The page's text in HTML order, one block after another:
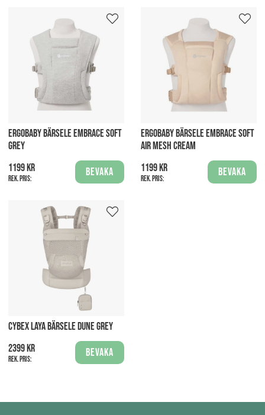
ERGOBABY BÄRSELE EMBRACE SOFT
GREY
1199 kr
Rek. pris:
Bevaka
ERGOBABY BÄRSELE EMBRACE SOFT
AIR MESH CREAM
1199 kr
Rek. pris:
Bevaka
CYBEX LAYA BÄRSELE DUNE GREY
2399 kr
Rek. pris:
Bevaka